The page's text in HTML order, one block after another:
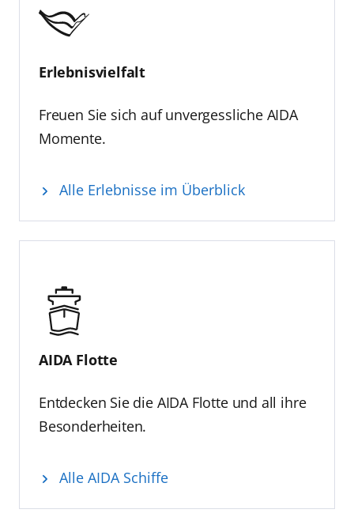
Erlebnisvielfalt
Freuen Sie sich auf unvergessliche AIDA
Momente.
Alle Erlebnisse im Überblick
AIDA Flotte
Entdecken Sie die AIDA Flotte und all ihre
Besonderheiten.
Alle AIDA Schiffe